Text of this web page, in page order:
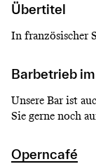
Übertitel
In französischer
Barbetrieb
Unsere Bar ist
Sie gerne noch
Operncafé